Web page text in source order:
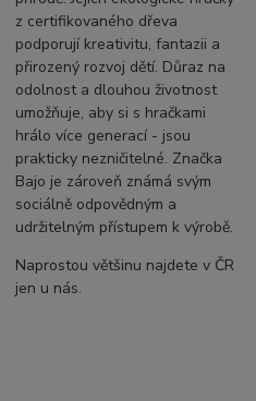
z certifikovaného dřeva
podporují kreativitu, fantazii a
přirozený rozvoj dětí. Důraz na
odolnost a dlouhou životnost
umožňuje, aby si s hračkami
hrálo více generací - jsou
prakticky nezničitelné. Značka
Bajo je zároveň známá svým
sociálně odpovědným a
udržitelným přístupem k výrobě.
Naprostou většinu najdete v ČR
jen u nás.